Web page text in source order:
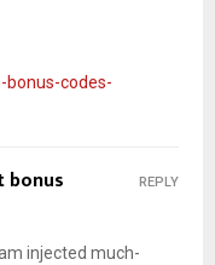
bonus-codes-
bonus
injected much-
REPLY